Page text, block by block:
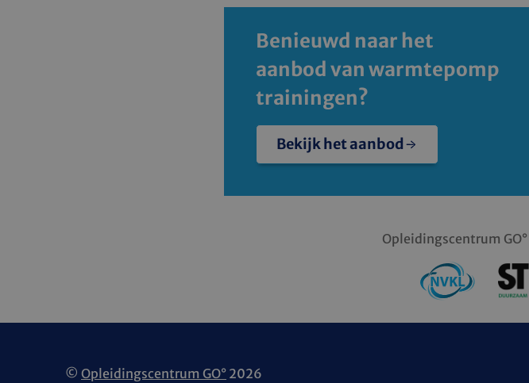
Benieuwd naar het
aanbod van warmtepomp
trainingen?
Bekijk het aanbod
Opleidingscentrum
© Opleidingscentrum GO° 2026